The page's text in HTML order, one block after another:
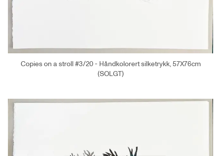
Copies on a stroll #3/20 - Håndkolorert silketrykk, 57X76cm
(SOLGT)